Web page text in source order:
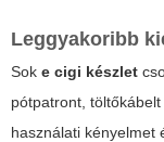
Leggyakoribb
Sok e cigi készlet
pótpatront,
használati kényelmet